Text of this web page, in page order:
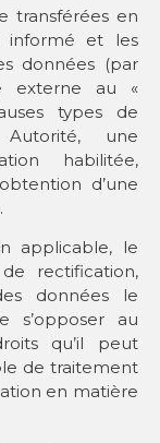
transférées en
informé et les
données (par
externe au «
types de
une
habilitée,
d’une
applicable, le
rectification,
données le
s’opposer au
qu’il peut
de traitement
en matière